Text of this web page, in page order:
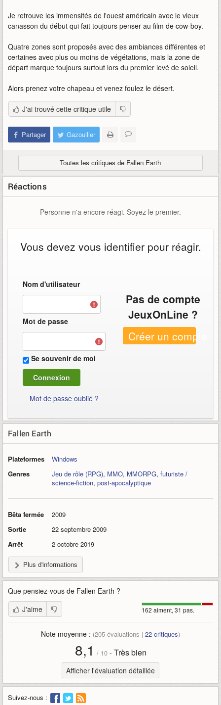
Je retrouve les immensités de l'ouest américain avec le vieux
canasson du début qui fait toujours penser au film de cow-boy.
Quatre zones sont proposés avec des ambiances différentes et
certaines avec plus ou moins de végétations, mais la zone de
départ marque toujours surtout lors du premier levé de soleil.
Alors prenez votre chapeau et venez foulez le désert.
J'ai trouvé cette critique utile
Partager Gazouiller
Toutes les critiques de Fallen Earth
Réactions
Personne n'a encore réagi. Soyez le premier.
Vous devez vous identifier pour réagir.
Nom d'utilisateur
Mot de passe
Se souvenir de moi
Mot de passe oublié ?
Pas de compte
JeuxOnLine ?
Créer un compte
Fallen Earth
Plateformes
Windows
Genres
Jeu de rôle (RPG), MMO, MMORPG, futuriste /
science-fiction, post-apocalyptique
Bêta fermée
2009
Sortie
22 septembre 2009
Arrêt
2 octobre 2019
Plus d'informations
Que pensiez-vous de Fallen Earth ?
162 aiment, 31 pas.
J'aime
Note moyenne : (205 évaluations | 22 critiques)
8,1 / 10- Très bien
Afficher l'évaluation détaillée
Suivez-nous :